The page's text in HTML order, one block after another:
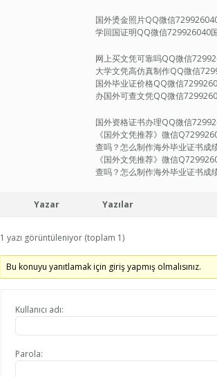
国外烫金照片QQ微信
学回国证明QQ微信729926040
网上买文凭可靠吗QQ微信
大学文凭高仿真制作QQ微信
国外毕业证价格QQ微信
办国外可查文凭QQ微信
国外资格证书办理QQ微信
《国外文凭推荐》微信
查吗？怎么制作海外毕业证书成
《国外文凭推荐》微信
查吗？怎么制作海外毕业证书成
Yazar Yazılar
1 yazı görüntüleniyor (toplam 1)
Bu konuyu yanıtlamak için giriş yapmış olmalısınız.
Kullanıcı adı:
Parola: